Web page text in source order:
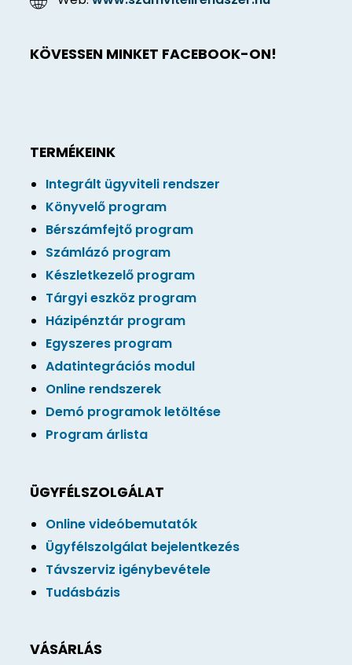
KÖVESSEN MINKET FACEBOOK-ON!
TERMÉKEINK
Integrált ügyviteli rendszer
Könyvelő program
Bérszámfejtő program
Számlázó program
Készletkezelő program
Tárgyi eszköz program
Házipénztár program
Egyszeres program
Adatintegrációs modul
Online rendszerek
Demó programok letöltése
Program árlista
ÜGYFÉLSZOLGÁLAT
Online videóbemutatók
Ügyfélszolgálat bejelentkezés
Távszerviz igénybevétele
Tudásbázis
VÁSÁRLÁS